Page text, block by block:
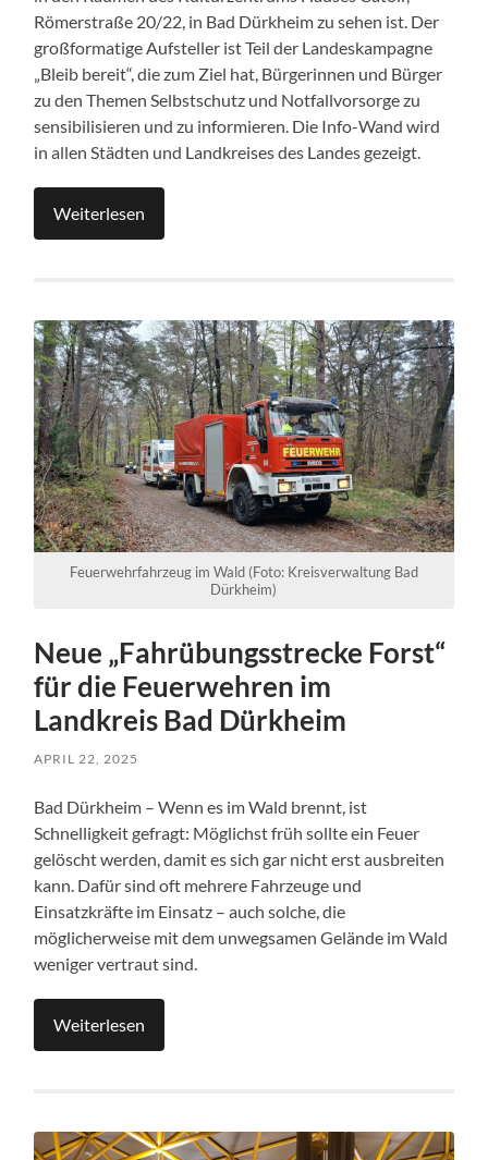
Römerstraße 20/22, in Bad Dürkheim zu sehen ist. Der
großformatige Aufsteller ist Teil der Landeskampagne
„Bleib bereit“, die zum Ziel hat, Bürgerinnen und Bürger
zu den Themen Selbstschutz und Notfallvorsorge zu
sensibilisieren und zu informieren. Die Info-Wand wird
in allen Städten und Landkreises des Landes gezeigt.
Weiterlesen
Feuerwehrfahrzeug im Wald (Foto: Kreisverwaltung Bad
Dürkheim)
Neue „Fahrübungsstrecke Forst“
für die Feuerwehren im
Landkreis Bad Dürkheim
APRIL 22, 2025
Bad Dürkheim – Wenn es im Wald brennt, ist
Schnelligkeit gefragt: Möglichst früh sollte ein Feuer
gelöscht werden, damit es sich gar nicht erst ausbreiten
kann. Dafür sind oft mehrere Fahrzeuge und
Einsatzkräfte im Einsatz – auch solche, die
möglicherweise mit dem unwegsamen Gelände im Wald
weniger vertraut sind.
Weiterlesen